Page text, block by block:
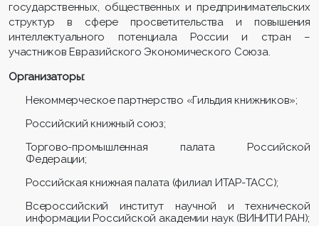
государственных, общественных и предпринимательских
структур в сфере просветительства и повышения
интеллектуального потенциала России и стран –
участников Евразийского Экономического Союза.
Организаторы:
Некоммерческое партнерство «Гильдия книжников»;
Российский книжный союз;
Торгово-промышленная палата Российской
Федерации;
Российская книжная палата (филиал ИТАР-ТАСС);
Всероссийский институт научной и технической
информации Российской академии наук (ВИНИТИ РАН);